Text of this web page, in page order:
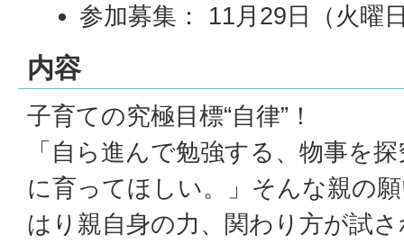
参加募集： 11月29日（火曜
内容
子育ての究極目標“自律”！
「自ら進んで勉強する、物事を
に育ってほしい。」そんな親の
はり親自身の力、関わり方が試